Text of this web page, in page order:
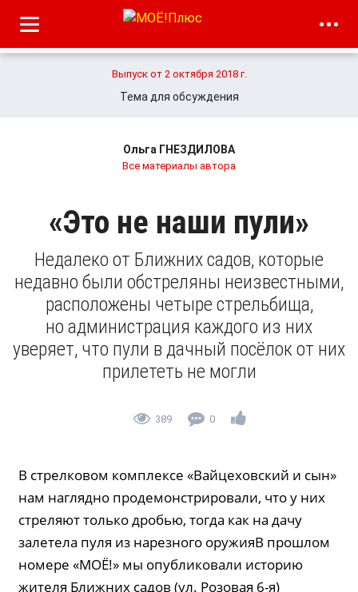
Выпуск от 2 октября 2018 г.
Тема для обсуждения
Ольга ГНЕЗДИЛОВА
Все материалы автора
«Это не наши пули»
Недалеко от Ближних садов, которые
недавно были обстреляны неизвестными,
расположены четыре стрельбища,
но администрация каждого из них
уверяет, что пули в дачный посёлок от них
прилететь не могли
389 0
В стрелковом комплексе «Вайцеховский и сын»
нам наглядно продемонстрировали, что у них
стреляют только дробью, тогда как на дачу
залетела пуля из нарезного оружияВ прошлом
номере «МОЁ!» мы опубликовали историю
жителя Ближних садов (ул. Розовая 6-я)